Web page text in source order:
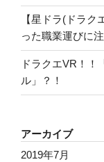
【星ドラ(ドラ
った職業運びに注
ドラクエVR！
ル」？！
アーカイブ
2019年7月